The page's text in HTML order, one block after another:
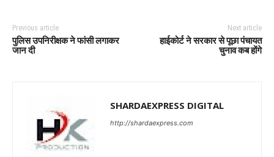
Previous article
पुलिस उपनिरीक्षक ने फांसी लगाकर
जान दी
Next article
हाईकोर्ट ने सरकार से पूछा पंचायत
चुनाव कब होंगे
SHARDAEXPRESS DIGITAL
http://shardaexpress.com